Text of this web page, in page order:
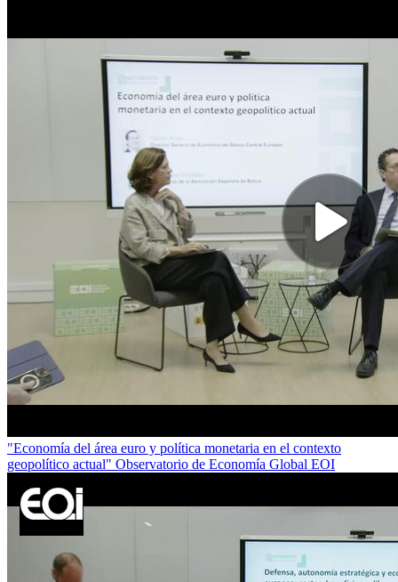
"Economía del área euro y política monetaria en el contexto
geopolítico actual" Observatorio de Economía Global EOI